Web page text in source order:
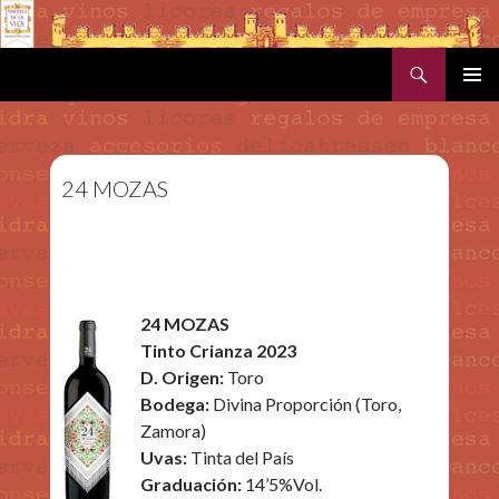
24 MOZAS
24 MOZAS
Tinto Crianza 2023
D. Origen: Toro
Bodega: Divina Proporción (Toro,
Zamora)
Uvas: Tinta del País
Graduación: 14’5%Vol.